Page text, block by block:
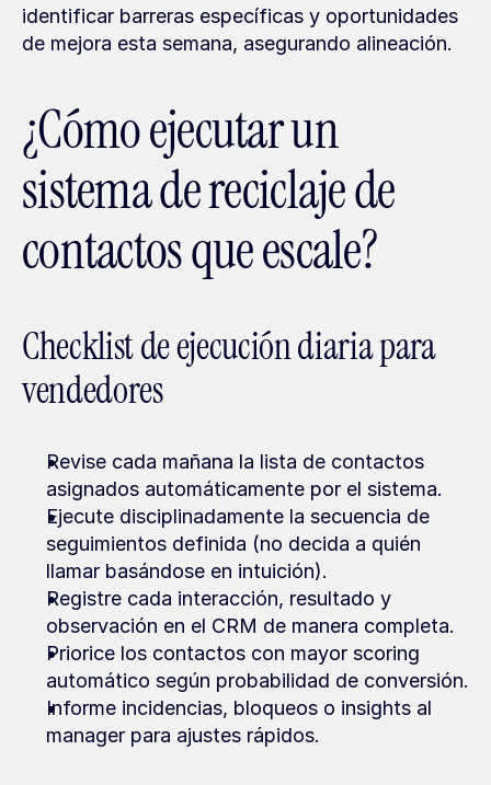
identificar barreras específicas y oportunidades
de mejora esta semana, asegurando alineación.
¿Cómo ejecutar un
sistema de reciclaje de
contactos que escale?
Checklist de ejecución diaria para
vendedores
Revise cada mañana la lista de contactos
asignados automáticamente por el sistema.
Ejecute disciplinadamente la secuencia de
seguimientos definida (no decida a quién
llamar basándose en intuición).
Registre cada interacción, resultado y
observación en el CRM de manera completa.
Priorice los contactos con mayor scoring
automático según probabilidad de conversión.
Informe incidencias, bloqueos o insights al
manager para ajustes rápidos.